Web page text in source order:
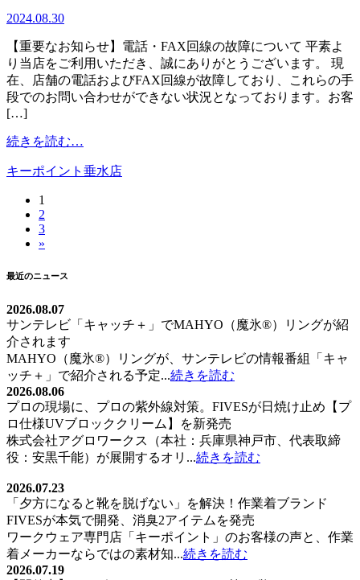
ア
体
験
を
あ
お
知
ら
せ
2024.08.30
【重要なお知らせ】電話・FAX回線の故障について 平素よ
り当店をご利用いただき、誠にありがとうございます。 現
在、店舗の電話およびFAX回線が故障しており、これらの手
段でのお問い合わせができない状況となっております。お客
[…]
続きを読む…
ー
電
FAX
に
て
の
お
せ
（追
記）
キーポイント垂水店
ビ
ゲ
ー
シ
ョ
ン
1
2
3
»
最近のニュース
2026.08.07
サンテレビ「キャッチ＋」でMAHYO（魔氷®）リングが紹
介されます
MAHYO（魔氷®）リングが、サンテレビの情報番組「キャ
ッチ＋」で紹介される予定...続きを読む
2026.08.06
プロの現場に、プロの紫外線対策。FIVESが日焼け止め【プ
ロ仕様UVブロッククリーム】を新発売
株式会社アグロワークス（本社：兵庫県神戸市、代表取締
役：安黒千能）が展開するオリ...続きを読む
2026.07.23
「夕方になると靴を脱げない」を解決！作業着ブランド
FIVESが本気で開発、消臭2アイテムを発売
ワークウェア専門店「キーポイント」のお客様の声と、作業
着メーカーならではの素材知...続きを読む
2026.07.19